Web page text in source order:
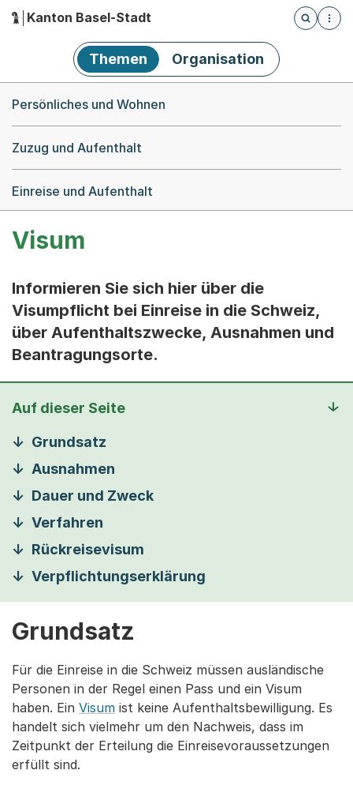
Hauptnavigation
Kanton Basel-Stadt
Öffnet
Themen Organisation
Persönliches und Wohnen
Zuzug und Aufenthalt
Einreise und Aufenthalt
Visum
Informieren Sie sich hier über die
Visumpflicht bei Einreise in die Schweiz,
über Aufenthaltszwecke, Ausnahmen und
Beantragungsorte.
Auf dieser Seite
Grundsatz
Ausnahmen
Dauer und Zweck
Verfahren
Rückreisevisum
Verpflichtungserklärung
Grundsatz
Für die Einreise in die Schweiz müssen ausländische
Personen in der Regel einen Pass und ein Visum
haben. Ein Visum ist keine Aufenthaltsbewilligung. Es
handelt sich vielmehr um den Nachweis, dass im
Zeitpunkt der Erteilung die Einreisevoraussetzungen
erfüllt sind.